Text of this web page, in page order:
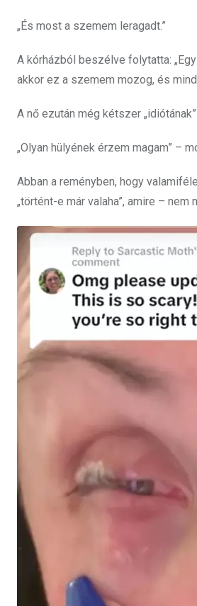
„És most a szemem leragadt.”
A kórházból beszélve folytatta:
akkor ez a szemem mozog, és
A nő ezután még kétszer
„Olyan hülyének érzem magam” –
Abban a reményben, hogy
„történt-e már valaha”, amire –